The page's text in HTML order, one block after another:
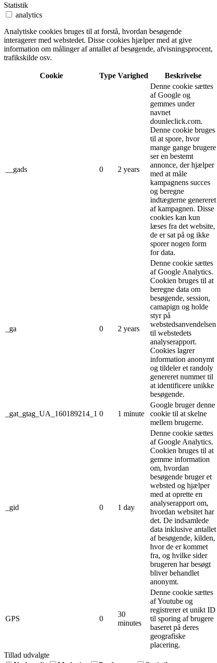
Statistik
analytics
Analytiske cookies bruges til at forstå, hvordan besøgende
interagerer med webstedet. Disse cookies hjælper med at give
information om målinger af antallet af besøgende, afvisningsprocent,
trafikskilde osv.
Cookie Type Varighed Beskrivelse
__gads 0 2 years
Denne cookie sættes
af Google og
gemmes under
navnet
dounleclick.com.
Denne cookie bruges
til at spore, hvor
mange gange brugere
ser en bestemt
annonce, der hjælper
med at måle
kampagnens succes
og beregne
indtægterne genereret
af kampagnen. Disse
cookies kan kun
læses fra det website,
de er sat på og ikke
sporer nogen form
for data.
_ga 0 2 years
Denne cookie sættes
af Google Analytics.
Cookien bruges til at
beregne data om
besøgende, session,
camapign og holde
styr på
webstedsanvendelsen
til webstedets
analyserapport.
Cookies lagrer
information anonymt
og tildeler et randoly
genereret nummer til
at identificere unikke
besøgende.
_gat_gtag_UA_160189214_1 0 1 minute
Google bruger denne
cookie til at skelne
mellem brugerne.
_gid 0 1 day
Denne cookie sættes
af Google Analytics.
Cookien bruges til at
gemme information
om, hvordan
besøgende bruger et
websted og hjælper
med at oprette en
analyserapport om,
hvordan websitet har
det. De indsamlede
data inklusive antallet
af besøgende, kilden,
hvor de er kommet
fra, og hvilke sider
brugeren har besøgt
bliver behandlet
anonymt.
GPS 0
30
minutes
Denne cookie sættes
af Youtube og
registrerer et unikt ID
til sporing af brugere
baseret på deres
geografiske
placering.
Tillad udvalgte